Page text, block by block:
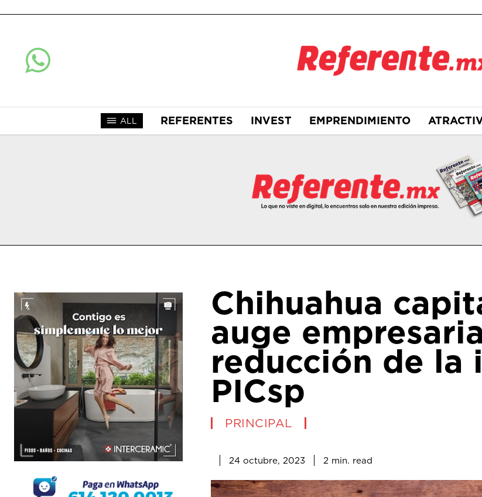
ALL REFERENTES INVEST EMPRENDIMIENTO
Chihuahua
auge
reducción de la
PICsp
PRINCIPAL
24 octubre, 2023 2 min. read